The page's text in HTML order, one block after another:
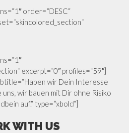
order=“DESC“
excerpt=“0″ profiles=“59″]
wir Dein Interesse
wir bauen mit Dir ohne Risiko
auf.“ type=“xbold“]
WITH US